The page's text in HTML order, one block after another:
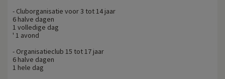
- Cluborganisatie voor 3 tot 14 jaar
6 halve dagen
1 volledige dag
' 1 avond
- Organisatieclub 15 tot 17 jaar
6 halve dagen
1 hele dag